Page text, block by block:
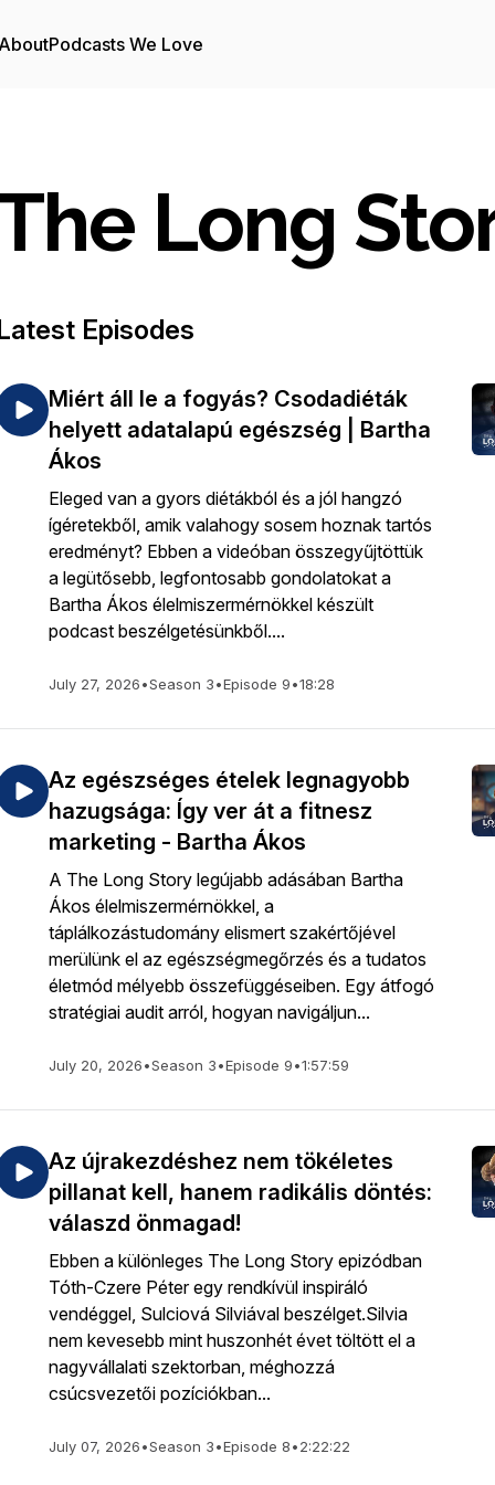
Podcasts We Love
Long
Episodes
Miért áll le a fogyás? Csodadiéták
helyett adatalapú egészség | Bartha
Ákos
Eleged van a gyors diétákból és a jól hangzó
ígéretekből, amik valahogy sosem hoznak tartós
eredményt? Ebben a videóban összegyűjtöttük
a legütősebb, legfontosabb gondolatokat a
Bartha Ákos élelmiszermérnökkel készült
podcast beszélgetésünkből....
July 27, 2026•Season 3•Episode 9•18:28
Az egészséges ételek legnagyobb
hazugsága: Így ver át a fitnesz
marketing - Bartha Ákos
A The Long Story legújabb adásában Bartha
Ákos élelmiszermérnökkel, a
táplálkozástudomány elismert szakértőjével
merülünk el az egészségmegőrzés és a tudatos
életmód mélyebb összefüggéseiben. Egy átfogó
stratégiai audit arról, hogyan navigáljun...
July 20, 2026•Season 3•Episode 9•1:57:59
Az újrakezdéshez nem tökéletes
pillanat kell, hanem radikális döntés:
válaszd önmagad!
Ebben a különleges The Long Story epizódban
Tóth-Czere Péter egy rendkívül inspiráló
vendéggel, Sulciová Silviával beszélget.Silvia
nem kevesebb mint huszonhét évet töltött el a
nagyvállalati szektorban, méghozzá
csúcsvezetői pozíciókban...
July 07, 2026•Season 3•Episode 8•2:22:22